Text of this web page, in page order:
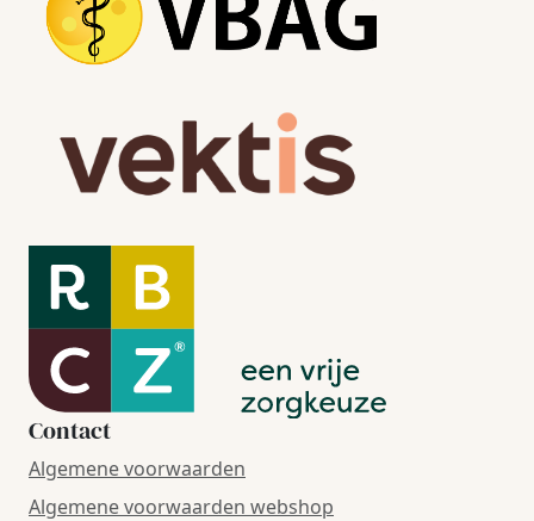
Contact
Algemene voorwaarden
Algemene voorwaarden webshop